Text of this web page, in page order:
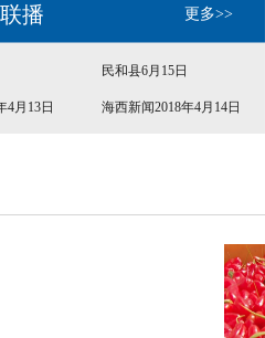
播 更多>>
民和县6月15日
4月13日 海西新闻2018年4月14日